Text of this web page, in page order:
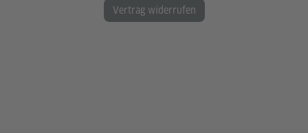
Vertrag widerrufen